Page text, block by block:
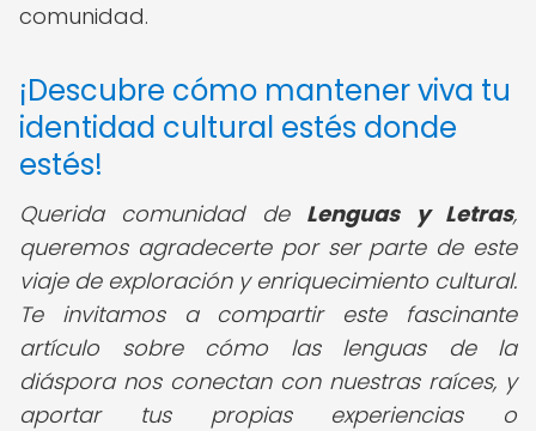
comunidad.
¡Descubre cómo mantener viva tu
identidad cultural estés donde
estés!
Querida comunidad de Lenguas y Letras,
queremos agradecerte por ser parte de este
viaje de exploración y enriquecimiento cultural.
Te invitamos a compartir este fascinante
artículo sobre cómo las lenguas de la
diáspora nos conectan con nuestras raíces, y
aportar tus propias experiencias o